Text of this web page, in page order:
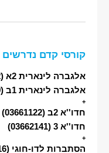
קורסי קדם נדרשים
אלגברה לינארית 2א (03661112)
אלגברה לינארית 1ב (03661119)
+
חדו''א 2ב (03661122)
חדו''א 3 (03662141)
+
הסתברות לדו-חוגי (03652816)